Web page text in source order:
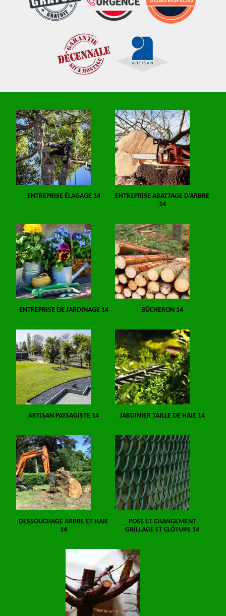
ENTREPRISE ÉLAGAGE 14
ENTREPRISE ABATTAGE D'ARBRE
14
ENTREPRISE DE JARDINAGE 14 BÛCHERON 14
ARTISAN PAYSAGISTE 14 JARDINIER TAILLE DE HAIE 14
DESSOUCHAGE ARBRE ET HAIE
14
POSE ET CHANGEMENT
GRILLAGE ET CLÔTURE 14